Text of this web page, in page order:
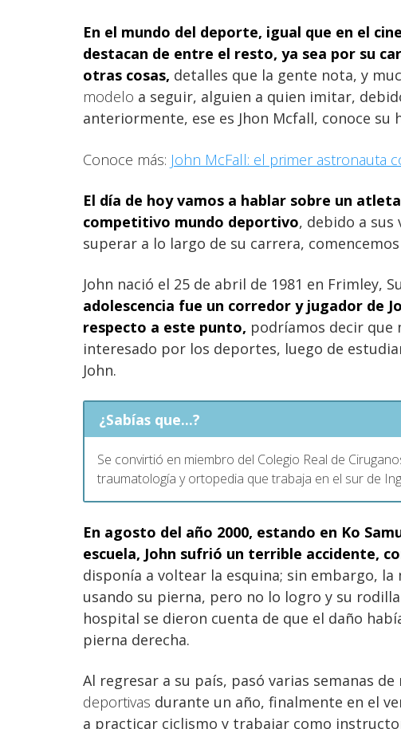
En el mundo del deporte, igual que en el
destacan de entre el resto, ya sea por su
otras cosas, detalles que la gente nota, y
modelo a seguir, alguien a quien imitar,
anteriormente, ese es Jhon Mcfall, conoce su
Conoce más: John McFall: el primer astronauta
El día de hoy vamos a hablar sobre un
competitivo mundo deportivo, debido a
superar a lo largo de su carrera,
John nació el 25 de abril de 1981 en Frimley,
adolescencia fue un corredor y jugador de
respecto a este punto, podríamos decir que
interesado por los deportes, luego de
John.
¿Sabías que...?
Se convirtió en miembro del Colegio Real de
traumatología y ortopedia que trabaja en el sur de
En agosto del año 2000, estando en Ko
escuela, John sufrió un terrible accidente,
disponía a voltear la esquina; sin embargo,
usando su pierna, pero no lo logro y su
hospital se dieron cuenta de que el daño
pierna derecha.
Al regresar a su país, pasó varias semanas
deportivas durante un año, finalmente en el
a practicar ciclismo y trabajar como